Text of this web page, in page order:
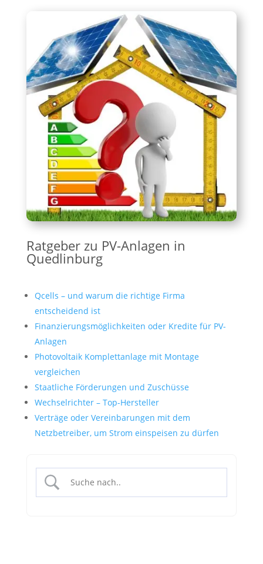
Ratgeber zu PV-Anlagen in
Quedlinburg
Qcells – und warum die richtige Firma
entscheidend ist
Finanzierungsmöglichkeiten oder Kredite für PV-
Anlagen
Photovoltaik Komplettanlage mit Montage
vergleichen
Staatliche Förderungen und Zuschüsse
Wechselrichter – Top-Hersteller
Verträge oder Vereinbarungen mit dem
Netzbetreiber, um Strom einspeisen zu dürfen